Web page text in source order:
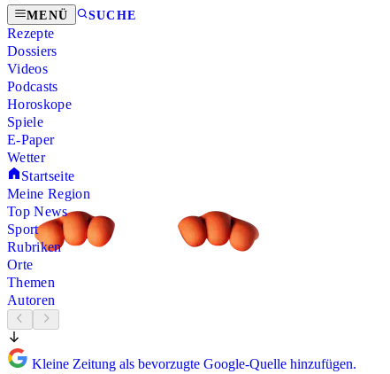
MENÜ SUCHE
Rezepte
Dossiers
Videos
Podcasts
Horoskope
Spiele
E-Paper
Wetter
Startseite
Meine Region
Top News
Sport
Rubriken
Orte
Themen
Autoren
Kleine Zeitung als bevorzugte Google-Quelle hinzufügen.